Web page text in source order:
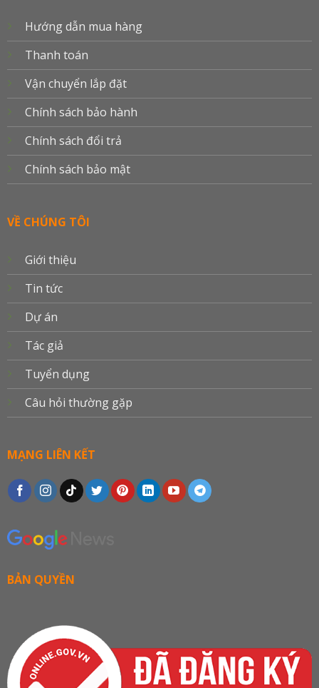
Hướng dẫn mua hàng
Thanh toán
Vận chuyển lắp đặt
Chính sách bảo hành
Chính sách đổi trả
Chính sách bảo mật
VỀ CHÚNG TÔI
Giới thiệu
Tin tức
Dự án
Tác giả
Tuyển dụng
Câu hỏi thường gặp
MẠNG LIÊN KẾT
BẢN QUYỀN